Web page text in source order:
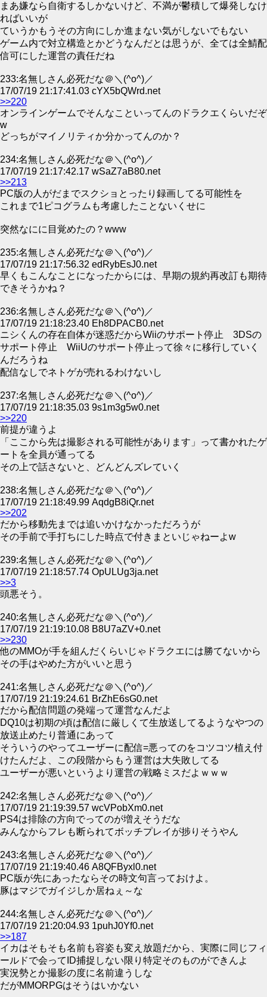
まあ嫌なら自衛するしかないけど、不満が鬱積して爆発しなけ
ればいいが
ていうかもうその方向にしか進まない気がしないでもない
ゲーム内で対立構造とかどうなんだとは思うが、全ては全鯖配
信可にした運営の責任だね
233:名無しさん必死だな＠＼(^o^)／
17/07/19 21:17:41.03 cYX5bQWrd.net
>>220
オンラインゲームでそんなこといってんのドラクエくらいだぞ
w
どっちがマイノリティか分かってんのか？
234:名無しさん必死だな＠＼(^o^)／
17/07/19 21:17:42.17 wSaZ7aB80.net
>>213
PC版の人がだまでスクショとったり録画してる可能性を
これまで1ピコグラムも考慮したことないくせに
突然なにに目覚めたの？www
235:名無しさん必死だな＠＼(^o^)／
17/07/19 21:17:56.32 edRybEsJ0.net
早くもこんなことになったからには、早期の規約再改訂も期待
できそうかね？
236:名無しさん必死だな＠＼(^o^)／
17/07/19 21:18:23.40 Eh8DPACB0.net
ニシくんの存在自体が迷惑だからWiiのサポート停止 3DSの
サポート停止 WiiUのサポート停止って徐々に移行していく
んだろうね
配信なしでネトゲが売れるわけないし
237:名無しさん必死だな＠＼(^o^)／
17/07/19 21:18:35.03 9s1m3g5w0.net
>>220
前提が違うよ
「ここから先は撮影される可能性があります」って書かれたゲ
ートを全員が通ってる
その上で話さないと、どんどんズレていく
238:名無しさん必死だな＠＼(^o^)／
17/07/19 21:18:49.99 AqdgB8iQr.net
>>202
だから移動先までは追いかけなかっただろうが
その手前で手打ちにした時点で付きまといじゃねーよw
239:名無しさん必死だな＠＼(^o^)／
17/07/19 21:18:57.74 OpULUg3ja.net
>>3
頭悪そう。
240:名無しさん必死だな＠＼(^o^)／
17/07/19 21:19:10.08 B8U7aZV+0.net
>>230
他のMMOが手を組んだくらいじゃドラクエには勝てないから
その手はやめた方がいいと思う
241:名無しさん必死だな＠＼(^o^)／
17/07/19 21:19:24.61 BrZhE6sG0.net
だから配信問題の発端って運営なんだよ
DQ10は初期の頃は配信に厳しくて生放送してるようなやつの
放送止めたり普通にあって
そういうのやってユーザーに配信=悪ってのをコツコツ植え付
けたんだよ、この段階からもう運営は大失敗してる
ユーザーが悪いというより運営の戦略ミスだよｗｗｗ
242:名無しさん必死だな＠＼(^o^)／
17/07/19 21:19:39.57 wcVPobXm0.net
PS4は排除の方向でってのが増えそうだな
みんなからフレも断られてボッチプレイが捗りそうやん
243:名無しさん必死だな＠＼(^o^)／
17/07/19 21:19:40.46 A8QFByxl0.net
PC版が先にあったならその時文句言っておけよ。
豚はマジでガイジしか居ねぇ～な
244:名無しさん必死だな＠＼(^o^)／
17/07/19 21:20:04.93 1puhJ0Yf0.net
>>187
イカはそもそも名前も容姿も変え放題だから、実際に同じフィ
ールドで会ってID捕捉しない限り特定そのものができんよ
実況勢とか撮影の度に名前違うしな
だがMMORPGはそうはいかない